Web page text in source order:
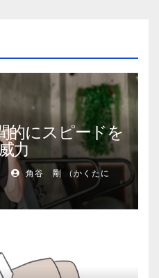
的にスピードを
力
角谷 剛 （かくたに